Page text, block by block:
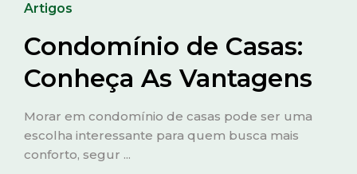
Artigos
Condomínio de Casas:
Conheça As Vantagens
Morar em condomínio de casas pode ser uma
escolha interessante para quem busca mais
conforto, segur ...